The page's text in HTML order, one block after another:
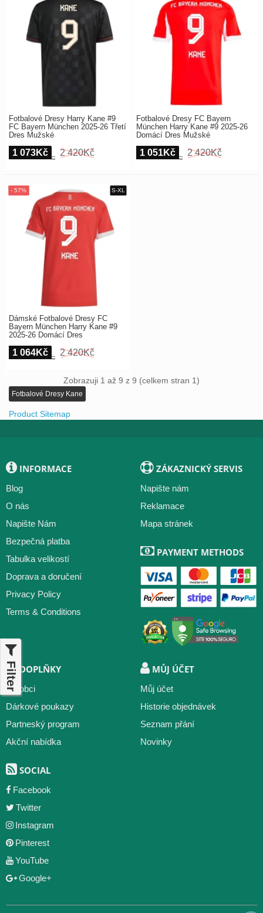
Filter
Fotbalové Dresy Harry Kane #9
FC Bayern München 2025-26 Třetí
Dres Mužské
1 073Kč 2 420Kč
Fotbalové Dresy FC Bayern
München Harry Kane #9 2025-26
Domácí Dres Mužské
1 051Kč 2 420Kč
Dámské Fotbalové Dresy FC
Bayern München Harry Kane #9
2025-26 Domácí Dres
1 064Kč 2 420Kč
Zobrazuji 1 až 9 z 9 (celkem stran 1)
Fotbalové Dresy Kane
Product Sitemap
INFORMACE
Blog
O nás
Napište Nám
Bezpečná platba
Tabulka velikostí
Doprava a doručení
Privacy Policy
Terms & Conditions
ZÁKAZNICKÝ SERVIS
Napište nám
Reklamace
Mapa stránek
PAYMENT METHODS
DOPLŇKY
Výrobci
Dárkové poukazy
Partneský program
Akční nabídka
MŮJ ÚČET
Můj účet
Historie objednávek
Seznam přání
Novinky
SOCIAL
Facebook
Twitter
Instagram
Pinterest
YouTube
Google+